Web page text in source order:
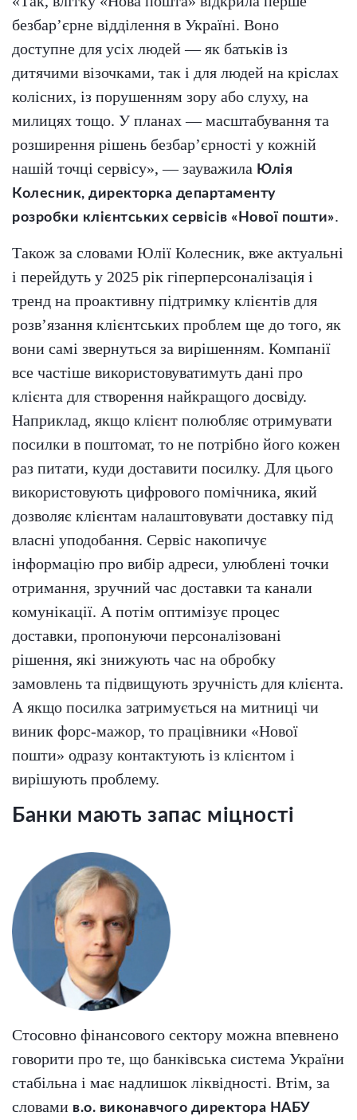
безбар’єрне відділення в Україні. Воно
доступне для усіх людей — як батьків із
дитячими візочками, так і для людей на кріслах
колісних, із порушенням зору або слуху, на
милицях тощо. У планах — масштабування та
розширення рішень безбар’єрності у кожній
нашій точці сервісу», — зауважила Юлія
Колесник, директорка департаменту
розробки клієнтських сервісів «Нової пошти».
Також за словами Юлії Колесник, вже актуальні
і перейдуть у 2025 рік гіперперсоналізація і
тренд на проактивну підтримку клієнтів для
розв’язання клієнтських проблем ще до того, як
вони самі звернуться за вирішенням. Компанії
все частіше використовуватимуть дані про
клієнта для створення найкращого досвіду.
Наприклад, якщо клієнт полюбляє отримувати
посилки в поштомат, то не потрібно його кожен
раз питати, куди доставити посилку. Для цього
використовують цифрового помічника, який
дозволяє клієнтам налаштовувати доставку під
власні уподобання. Сервіс накопичує
інформацію про вибір адреси, улюблені точки
отримання, зручний час доставки та канали
комунікації. А потім оптимізує процес
доставки, пропонуючи персоналізовані
рішення, які знижують час на обробку
замовлень та підвищують зручність для клієнта.
А якщо посилка затримується на митниці чи
виник форс-мажор, то працівники «Нової
пошти» одразу контактують із клієнтом і
вирішують проблему.
Банки мають запас міцності
Стосовно фінансового сектору можна впевнено
говорити про те, що банківська система України
стабільна і має надлишок ліквідності. Втім, за
словами в.о. виконавчого директора НАБУ